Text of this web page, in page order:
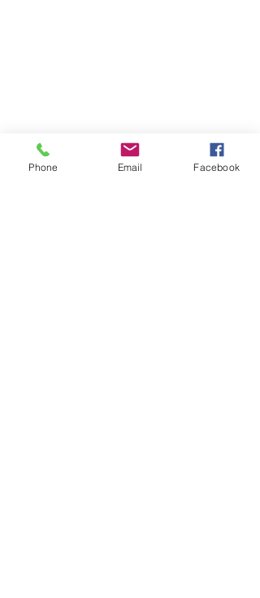
Phone Email Facebook